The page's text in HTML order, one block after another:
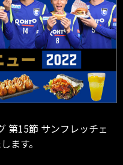
第15節 サンフレッチェ
ます。